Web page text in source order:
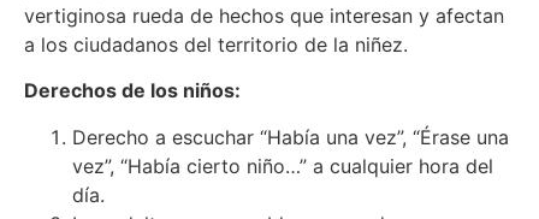
vertiginosa rueda de hechos que interesan y afectan
a los ciudadanos del territorio de la niñez.
Derechos de los niños:
Derecho a escuchar “Había una vez”, “Érase una
vez”, “Había cierto niño…” a cualquier hora del
día.